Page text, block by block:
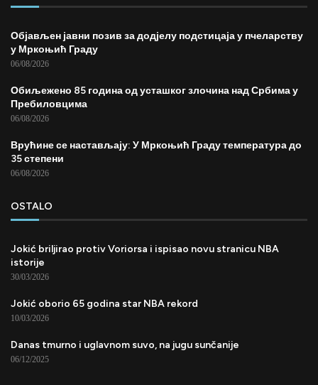
Објављен јавни позив за додјелу подстицаја у пчеларству
у Мркоњић Граду
06/08/2026
Обиљежено 85 година од усташког злочина над Србима у
Пребиловцима
06/08/2026
Врућине се настављају: У Мркоњић Граду температура до
35 степени
06/08/2026
OSTALO
Jokić briljirao protiv Voriorsa i ispisao novu stranicu NBA
istorije
30/03/2026
Jokić oborio 65 godina star NBA rekord
10/03/2026
Danas tmurno i uglavnom suvo, na jugu sunčanije
06/12/2025